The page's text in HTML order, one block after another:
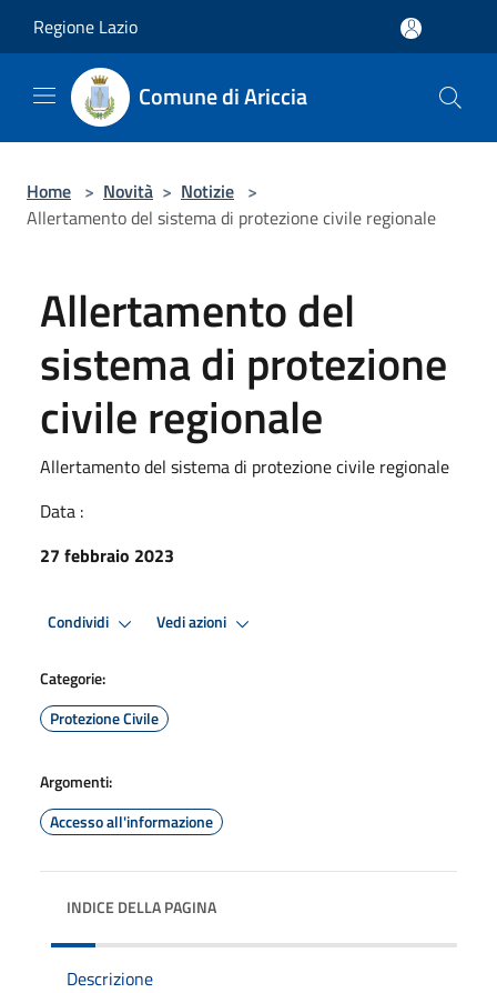
Regione Lazio
Comune di Ariccia
Home > Novità > Notizie >
Allertamento del sistema di protezione civile regionale
Allertamento del
sistema di protezione
civile regionale
Allertamento del sistema di protezione civile regionale
Data :
27 febbraio 2023
Condividi Vedi azioni
Categorie:
Protezione Civile
Argomenti:
Accesso all'informazione
INDICE DELLA PAGINA
Descrizione